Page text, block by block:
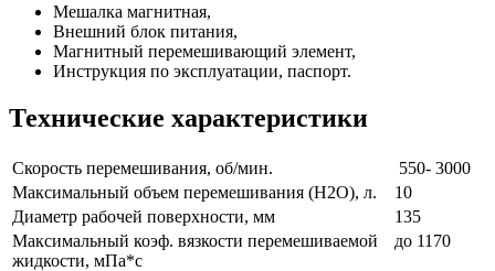
Мешалка магнитная,
Внешний блок питания,
Магнитный перемешивающий элемент,
Инструкция по эксплуатации, паспорт.
Технические характеристики
Скорость перемешивания, об/мин.
550- 3000
Максимальный объем перемешивания (Н2О), л.
10
Диаметр рабочей поверхности, мм
135
Максимальный коэф. вязкости перемешиваемой
жидкости, мПа*с
до 1170